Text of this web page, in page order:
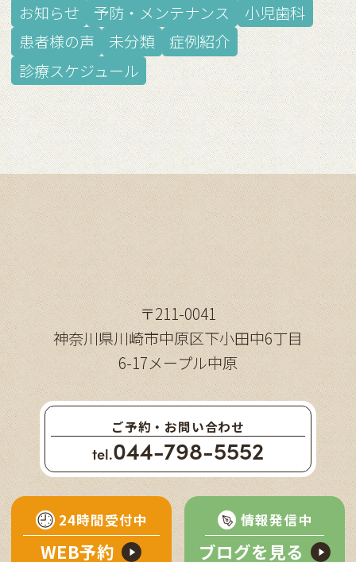
お知らせ 予防・メンテナンス
小児歯科
患者様の声
未分類
症例紹介
診療スケジュール
〒211-0041
神奈川県川崎市中原区下小田中6丁目
6-17メープル中原
ご予約・お問い合わせ
tel.044-798-5552
24時間受付中
WEB予約
情報発信中
ブログを見る